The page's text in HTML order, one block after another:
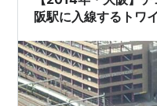
阪駅に入線するトワ